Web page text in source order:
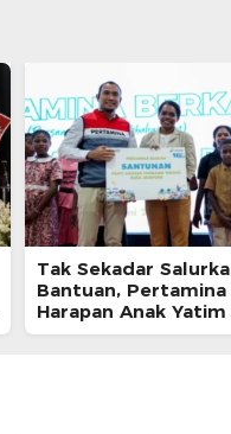
Tak Sekadar
Bantuan, Pertamina
Harapan Anak
Program Pertamina